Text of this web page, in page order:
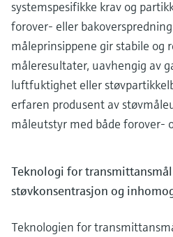
systemspesifikke krav og
forover- eller
måleprinsippene gir stabile og
måleresultater, uavhengig av
luftfuktighet eller
erfaren produsent av
måleutstyr med både forover-
Teknologi for
støvkonsentrasjon og
Teknologien for